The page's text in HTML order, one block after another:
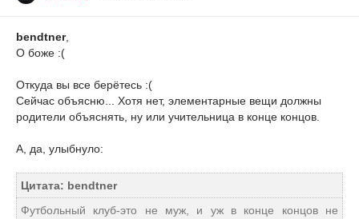
bendtner,
О боже :(
Откуда вы все берётесь :(
Сейчас объясню... Хотя нет, элементарные вещи должны
родители объяснять, ну или учительница в конце концов.
А, да, улыбнуло:
Цитата: bendtner
Футбольный клуб-это не муж, и уж в конце концов не